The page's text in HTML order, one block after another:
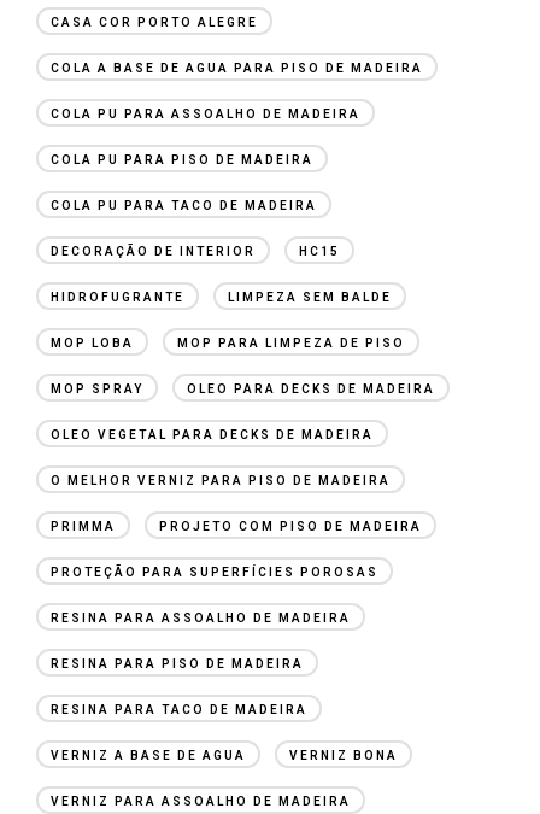
CASA COR PORTO ALEGRE
COLA A BASE DE AGUA PARA PISO DE MADEIRA
COLA PU PARA ASSOALHO DE MADEIRA
COLA PU PARA PISO DE MADEIRA
COLA PU PARA TACO DE MADEIRA
DECORAÇÃO DE INTERIOR HC15
HIDROFUGRANTE LIMPEZA SEM BALDE
MOP LOBA MOP PARA LIMPEZA DE PISO
MOP SPRAY OLEO PARA DECKS DE MADEIRA
OLEO VEGETAL PARA DECKS DE MADEIRA
O MELHOR VERNIZ PARA PISO DE MADEIRA
PRIMMA PROJETO COM PISO DE MADEIRA
PROTEÇÃO PARA SUPERFÍCIES POROSAS
RESINA PARA ASSOALHO DE MADEIRA
RESINA PARA PISO DE MADEIRA
RESINA PARA TACO DE MADEIRA
VERNIZ A BASE DE AGUA VERNIZ BONA
VERNIZ PARA ASSOALHO DE MADEIRA